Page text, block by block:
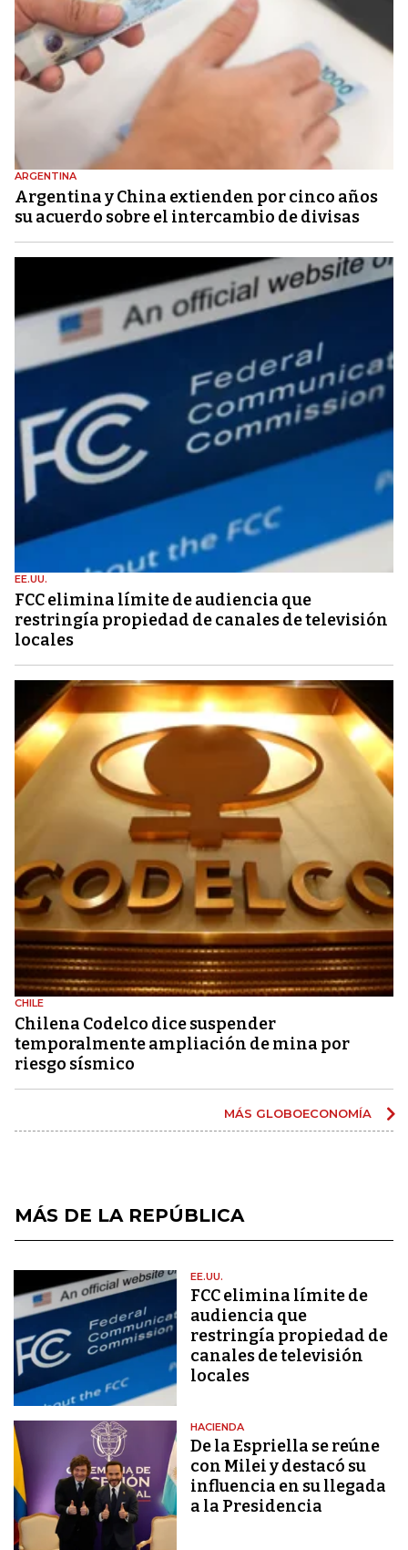
ARGENTINA
Argentina y China extienden por cinco años
su acuerdo sobre el intercambio de divisas
EE.UU.
FCC elimina límite de audiencia que
restringía propiedad de canales de televisión
locales
CHILE
Chilena Codelco dice suspender
temporalmente ampliación de mina por
riesgo sísmico
MÁS GLOBOECONOMÍA
MÁS DE LA REPÚBLICA
EE.UU.
FCC elimina límite de
audiencia que
restringía propiedad de
canales de televisión
locales
HACIENDA
De la Espriella se reúne
con Milei y destacó su
influencia en su llegada
a la Presidencia